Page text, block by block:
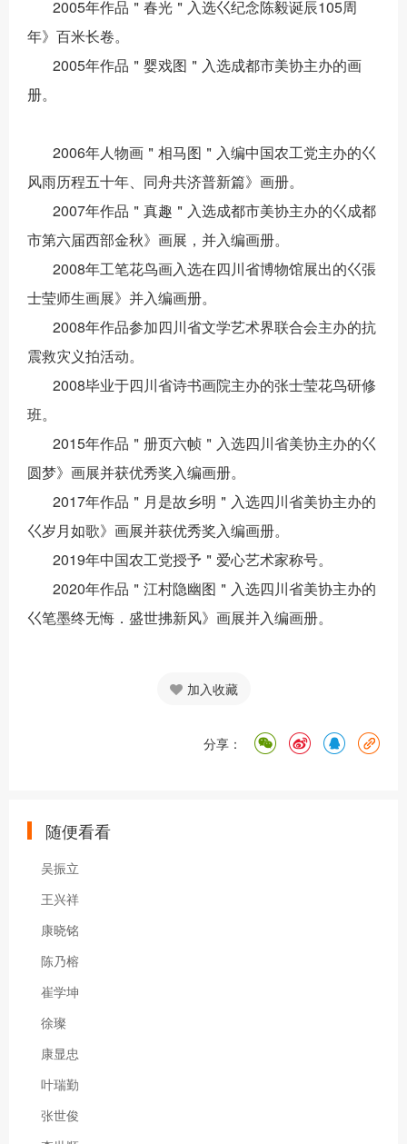
2005年作品＂春光＂入选巜纪念陈毅诞辰105周
年》百米长卷。
2005年作品＂婴戏图＂入选成都市美协主办的画
册。
2006年人物画＂相马图＂入编中国农工党主办的巜
风雨历程五十年、同舟共济普新篇》画册。
2007年作品＂真趣＂入选成都市美协主办的巜成都
市第六届西部金秋》画展，并入编画册。
2008年工笔花鸟画入选在四川省博物馆展出的巜張
士莹师生画展》并入编画册。
2008年作品参加四川省文学艺术界联合会主办的抗
震救灾义拍活动。
2008毕业于四川省诗书画院主办的张士莹花鸟研修
班。
2015年作品＂册页六帧＂入选四川省美协主办的巜
圆梦》画展并获优秀奖入编画册。
2017年作品＂月是故乡明＂入选四川省美协主办的
巜岁月如歌》画展并获优秀奖入编画册。
2019年中国农工党授予＂爱心艺术家称号。
2020年作品＂江村隐幽图＂入选四川省美协主办的
巜笔墨终无悔．盛世拂新风》画展并入编画册。
加入收藏
分享：
随便看看
吴振立
王兴祥
康晓铭
陈乃榕
崔学坤
徐璨
康显忠
叶瑞勤
张世俊